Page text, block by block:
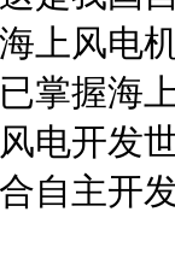
上风电
掌握海
电开发
自主开